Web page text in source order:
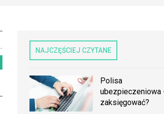
NAJCZĘŚCIEJ CZYTANE
Polisa
ubezpieczeniowa
zaksięgować?